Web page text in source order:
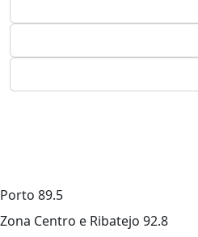
Porto 89.5
Zona Centro e Ribatejo 92.8